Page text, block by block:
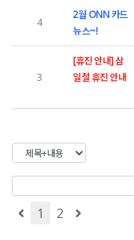
4
2월 ONN 카드
뉴스~!
3
[휴진 안내] 삼
일절 휴진 안내
1 2